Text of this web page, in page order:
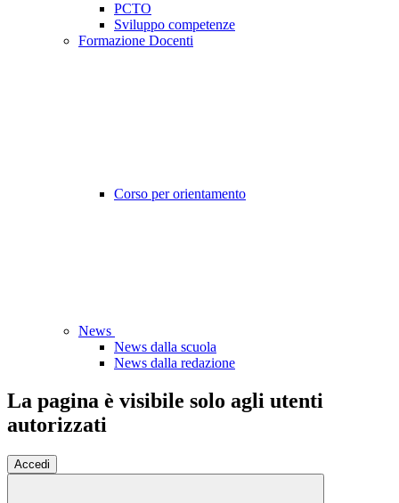
PCTO
Sviluppo competenze
Formazione Docenti
Corso per orientamento
News
News dalla scuola
News dalla redazione
La pagina è visibile solo agli utenti
autorizzati
Accedi